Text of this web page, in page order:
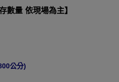
數量 依現場為主】
公分)